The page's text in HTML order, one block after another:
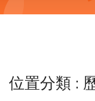
位置分類 :